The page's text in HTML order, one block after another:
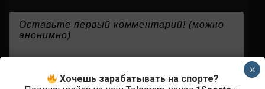
Хочешь зарабатывать на спорте?
×